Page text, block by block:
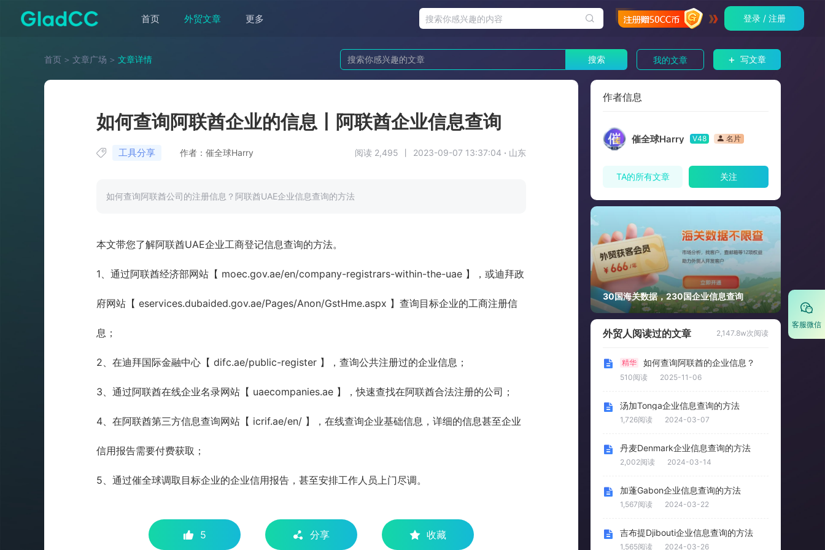
首页 外贸文章 更多 登录 / 注册
客服微信
首页 ＞ 文章广场 ＞ 文章详情 搜索 我的文章 + 写文章
如何查询阿联酋企业的信息丨阿联酋企业信息查询
工具分享 作者：催全球Harry 阅读 2,495 丨 2023-09-07 13:37:04 · 山东
如何查询阿联酋公司的注册信息？阿联酋UAE企业信息查询的方法
本文带您了解阿联酋UAE企业工商登记信息查询的方法。
1、通过阿联酋经济部网站【 moec.gov.ae/en/company-registrars-within-the-uae 】，或迪拜政
府网站【 eservices.dubaided.gov.ae/Pages/Anon/GstHme.aspx 】查询目标企业的工商注册信
息；
2、在迪拜国际金融中心【 difc.ae/public-register 】，查询公共注册过的企业信息；
3、通过阿联酋在线企业名录网站【 uaecompanies.ae 】，快速查找在阿联酋合法注册的公司；
4、在阿联酋第三方信息查询网站【 icrif.ae/en/ 】，在线查询企业基础信息，详细的信息甚至企业
信用报告需要付费获取；
5、通过催全球调取目标企业的企业信用报告，甚至安排工作人员上门尽调。
5 分享 收藏
作者信息
催全球Harry V48 名片
TA的所有文章 关注
30国海关数据，230国企业信息查询
外贸人阅读过的文章 2,147.8w次阅读
精华 如何查询阿联酋的企业信息？
510阅读 2025-11-06
汤加Tonga企业信息查询的方法
1,726阅读 2024-03-07
丹麦Denmark企业信息查询的方法
2,002阅读 2024-03-14
加蓬Gabon企业信息查询的方法
1,567阅读 2024-03-22
吉布提Djibouti企业信息查询的方法
1,565阅读 2024-03-26